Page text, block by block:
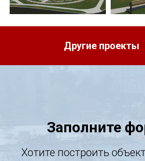
Другие проекты
Заполните
Хотите построить